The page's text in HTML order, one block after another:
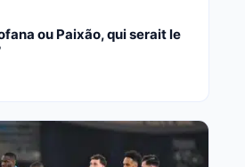
ou Paixão, qui serait le